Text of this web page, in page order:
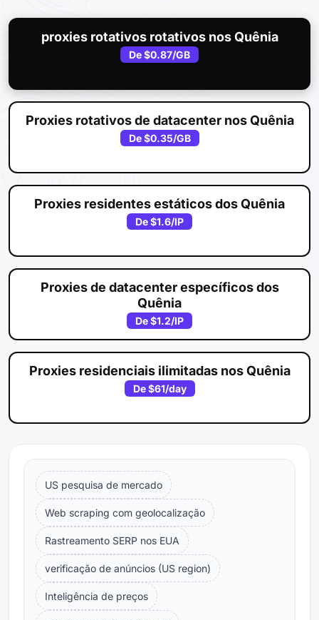
proxies rotativos rotativos nos Quênia
De$0.87/GB
Proxies rotativos de datacenter nos Quênia
De$0.35/GB
Proxies residentes estáticos dos Quênia
De$1.6/IP
Proxies de datacenter específicos dos
Quênia
De$1.2/IP
Proxies residenciais ilimitadas nos Quênia
De$61/day
US pesquisa de mercado
Web scraping com geolocalização
Rastreamento SERP nos EUA
verificação de anúncios (US region)
Inteligência de preços